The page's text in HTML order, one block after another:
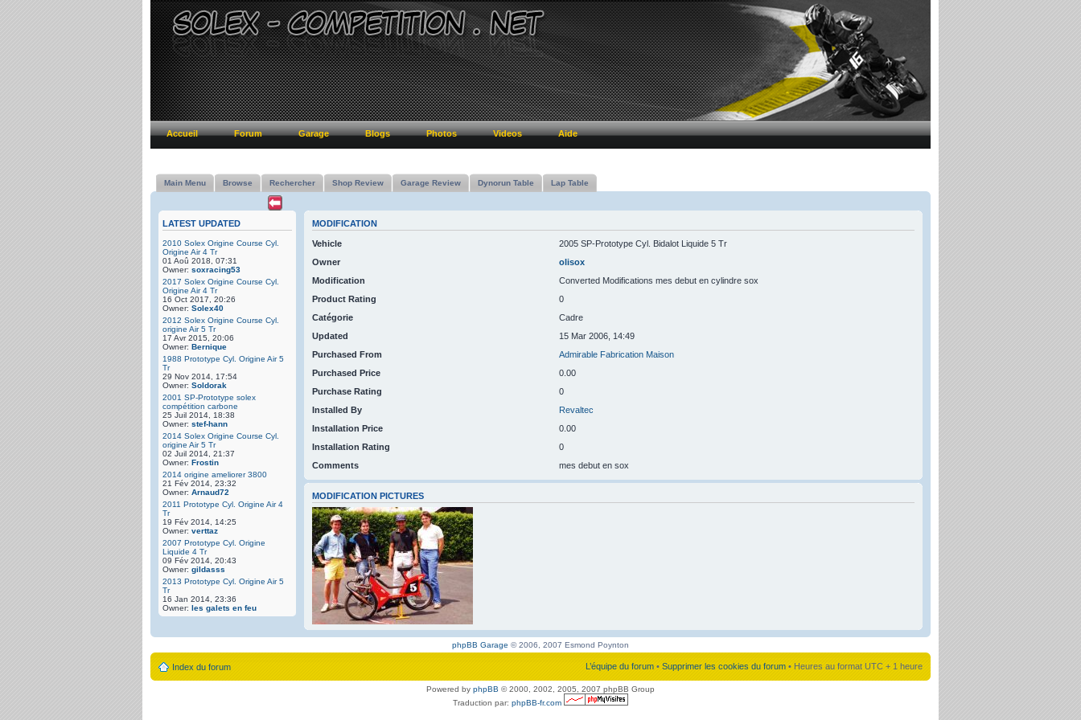
Accueil Forum Garage Blogs Photos Videos Aide
Main Menu Browse Rechercher Shop Review Garage Review Dynorun Table Lap Table
LATEST UPDATED
2010 Solex Origine Course Cyl.
Origine Air 4 Tr
01 Aoû 2018, 07:31
Owner: soxracing53
2017 Solex Origine Course Cyl.
Origine Air 4 Tr
16 Oct 2017, 20:26
Owner: Solex40
2012 Solex Origine Course Cyl.
origine Air 5 Tr
17 Avr 2015, 20:06
Owner: Bernique
1988 Prototype Cyl. Origine Air 5
Tr
29 Nov 2014, 17:54
Owner: Soldorak
2001 SP-Prototype solex
compétition carbone
25 Juil 2014, 18:38
Owner: stef-hann
2014 Solex Origine Course Cyl.
origine Air 5 Tr
02 Juil 2014, 21:37
Owner: Frostin
2014 origine ameliorer 3800
21 Fév 2014, 23:32
Owner: Arnaud72
2011 Prototype Cyl. Origine Air 4
Tr
19 Fév 2014, 14:25
Owner: verttaz
2007 Prototype Cyl. Origine
Liquide 4 Tr
09 Fév 2014, 20:43
Owner: gildasss
2013 Prototype Cyl. Origine Air 5
Tr
16 Jan 2014, 23:36
Owner: les galets en feu
MODIFICATION
Vehicle
2005 SP-Prototype Cyl. Bidalot Liquide 5 Tr
Owner
olisox
Modification
Converted Modifications mes debut en cylindre sox
Product Rating
0
Catégorie
Cadre
Updated
15 Mar 2006, 14:49
Purchased From
Admirable Fabrication Maison
Purchased Price
0.00
Purchase Rating
0
Installed By
Revaltec
Installation Price
0.00
Installation Rating
0
Comments
mes debut en sox
MODIFICATION PICTURES
phpBB Garage © 2006, 2007 Esmond Poynton
Index du forum L’équipe du forum • Supprimer les cookies du forum • Heures au format UTC + 1 heure
Powered by phpBB © 2000, 2002, 2005, 2007 phpBB Group
Traduction par: phpBB-fr.com